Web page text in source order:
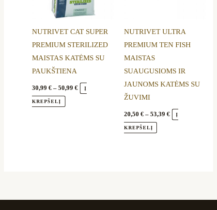
NUTRIVET CAT SUPER
PREMIUM STERILIZED
MAISTAS KATĖMS SU
PAUKŠTIENA
30,99€ – 50,99€ Į
KREPŠELĮ
The
may
be
chosen
on
the
NUTRIVET ULTRA
PREMIUM TEN FISH
MAISTAS
SUAUGUSIOMS IR
JAUNOMS KATĖMS SU
ŽUVIMI
20,50 € – 53,39 € Į
KREPŠELĮ
may
be
on
the
page